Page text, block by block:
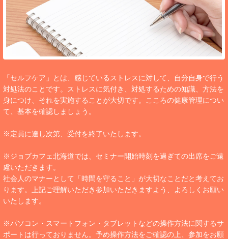
「セルフケア」とは、感じているストレスに対して、自分自身で行う
対処法のことです。ストレスに気付き、対処するための知識、方法を
身につけ、それを実施することが大切です。こころの健康管理につい
て、基本を確認しましょう。
※定員に達し次第、受付を終了いたします。
※ジョブカフェ北海道では、セミナー開始時刻を過ぎての出席をご遠
慮いただきます。
社会人のマナーとして「時間を守ること」が大切なことだと考えてお
ります。上記ご理解いただき参加いただきますよう、よろしくお願い
いたします。
※パソコン・スマートフォン・タブレットなどの操作方法に関するサ
ポートは行っておりません。予め操作方法をご確認の上、参加をお願